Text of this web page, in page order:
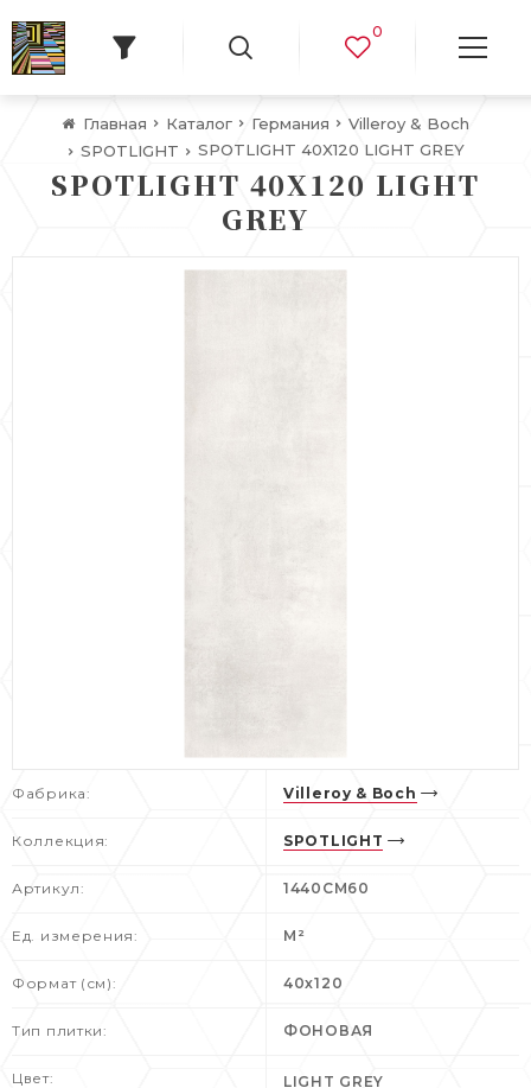
0
Главная Каталог Германия
Villeroy & Boch
SPOTLIGHT
SPOTLIGHT 40X120 LIGHT GREY
SPOTLIGHT 40X120 LIGHT
GREY
Фабрика: Villeroy & Boch
Коллекция: SPOTLIGHT
Артикул: 1440CM60
Ед. измерения: М²
Формат (см): 40x120
Тип плитки: ФОНОВАЯ
Цвет: LIGHT GREY